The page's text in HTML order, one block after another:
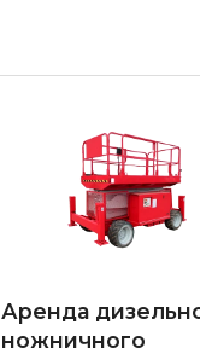
Аренда
ножничного